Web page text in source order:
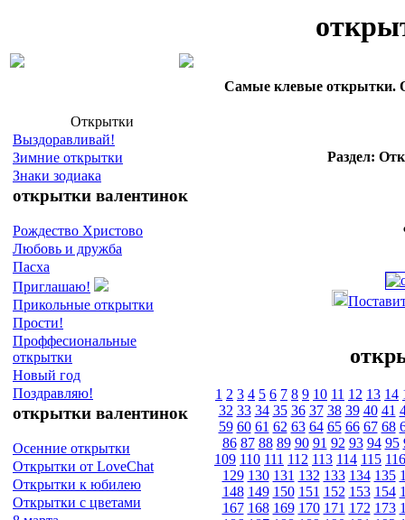
Самые клевые открытки.
Открытки
Выздоравливай!
Зимние открытки
Знаки зодиака
открытки валентинок
Рождество Христово
Любовь и дружба
Пасха
Приглашаю!
Прикольные открытки
Прости!
Проффесиональные
открытки
Новый год
Поздравляю!
открытки валентинок
Осенние открытки
Открытки от LoveChat
Открытки к юбилею
Открытки с цветами
Раздел:
1 2 3 4 5 6 7 8 9 10 11 12 13 14
32 33 34 35 36 37 38 39 40 41
59 60 61 62 63 64 65 66 67 68
86 87 88 89 90 91 92 93 94 95
109 110 111 112 113 114 115 116
129 130 131 132 133 134 135
148 149 150 151 152 153 154
167 168 169 170 171 172 173